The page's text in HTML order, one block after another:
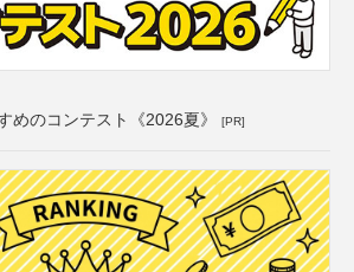
めのコンテスト《2026夏》 [PR]